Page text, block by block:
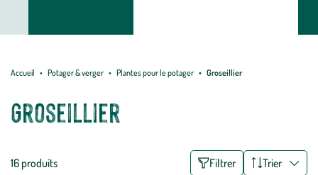
botanic®
Accueil Potager & verger Plantes pour le potager Groseillier
Groseillier
Liste
16 produits Filtrer
Trier